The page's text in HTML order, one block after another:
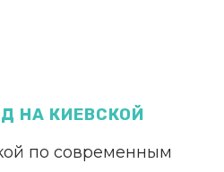
НА КИЕВСКОЙ
по современным